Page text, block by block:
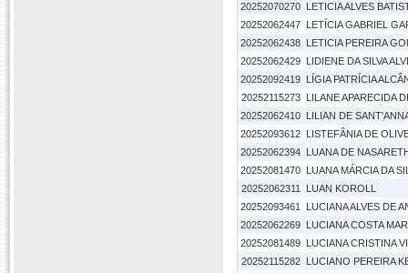
20252070270 LETICIA ALVES
20252062447 LETÍCIA GABRIEL
20252062438 LETICIA PEREIRA
20252062429 LIDIENE DA SILVA
20252092419 LÍGIA PATRÍCIA
20252115273
LILANE APARECIDA
20252062410 LILIAN DE
20252093612 LISTEFÂNIA DE
20252062394 LUANA DE
20252081470 LUANA MÁRCIA DA
20252062311
LUAN KOROLL
20252093461
LUCIANA ALVES DE
20252062269 LUCIANA COSTA
20252081489 LUCIANA CRISTINA
20252115282
LUCIANO PEREIRA